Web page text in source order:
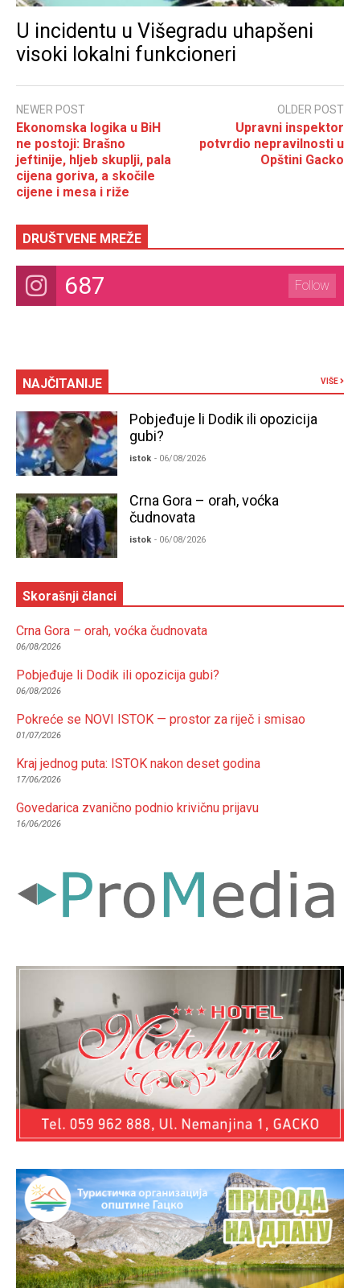
U incidentu u Višegradu uhapšeni
visoki lokalni funkcioneri
NEWER POST
Ekonomska logika u BiH
ne postoji: Brašno
jeftinije, hljeb skuplji, pala
cijena goriva, a skočile
cijene i mesa i riže
OLDER POST
Upravni inspektor
potvrdio nepravilnosti u
Opštini Gacko
DRUŠTVENE MREŽE
687 Follow
NAJČITANIJE VIŠE
Pobjeđuje li Dodik ili opozicija
gubi?
istok - 06/08/2026
Crna Gora – orah, voćka
čudnovata
istok - 06/08/2026
Skorašnji članci
Crna Gora – orah, voćka čudnovata
06/08/2026
Pobjeđuje li Dodik ili opozicija gubi?
06/08/2026
Pokreće se NOVI ISTOK — prostor za riječ i smisao
01/07/2026
Kraj jednog puta: ISTOK nakon deset godina
17/06/2026
Govedarica zvanično podnio krivičnu prijavu
16/06/2026